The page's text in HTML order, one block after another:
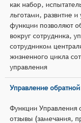
как набор,
льготами, развитие
функции позволяют
вокруг сотрудника,
сотрудником
жизненного цикла
управления
Управление обратной
Функции Управления
отзывы (замечания,